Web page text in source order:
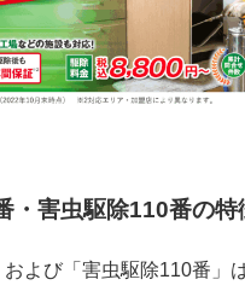
・害虫駆除110番の特
および「害虫駆除110番」